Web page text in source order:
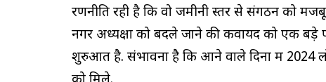
रणनीति रही है कि वो जमीनी स्तर से संगठन को
नगर अध्यक्षों को बदले जाने की कवायद को एक
शुरुआत है. संभावना है कि आने वाले दिनों में 2024